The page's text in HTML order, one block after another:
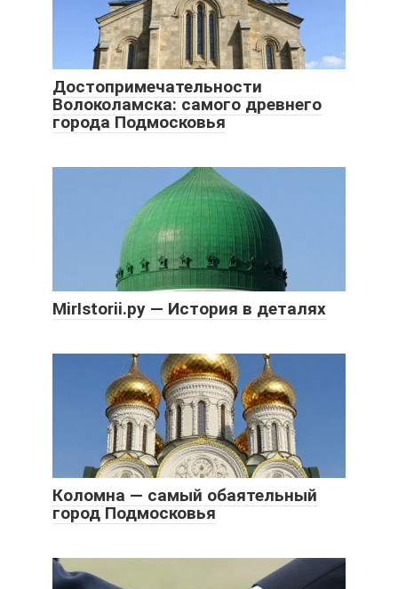
Достопримечательности
Волоколамска: самого древнего
города Подмосковья
MirIstorii.ру — История в деталях
Коломна — самый обаятельный
город Подмосковья